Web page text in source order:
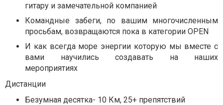
гитару и замечательной компанией
Командные забеги, по вашим многочисленным
просьбам, возвращаются пока в категории OPEN
И как всегда море энергии которую мы вместе с
вами научились создавать на наших
мероприятиях⠀
Дистанции
Безумная десятка- 10 Км, 25+ препятствий